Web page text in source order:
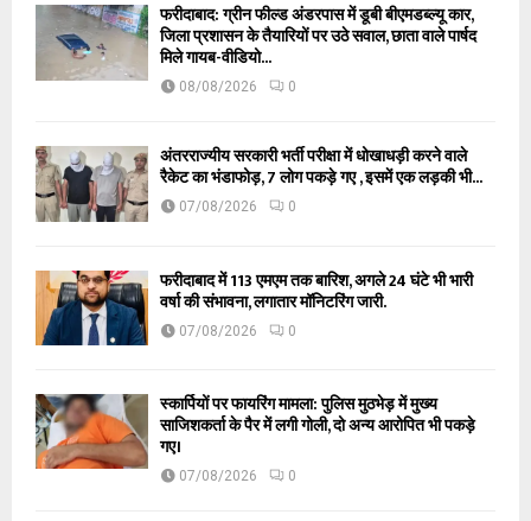
फरीदाबाद: ग्रीन फील्ड अंडरपास में डूबी बीएमडब्ल्यू कार,
जिला प्रशासन के तैयारियों पर उठे सवाल, छाता वाले पार्षद
मिले गायब-वीडियो...
08/08/2026 0
अंतरराज्यीय सरकारी भर्ती परीक्षा में धोखाधड़ी करने वाले
रैकेट का भंडाफोड़, 7 लोग पकड़े गए , इसमें एक लड़की भी...
07/08/2026 0
फरीदाबाद में 113 एमएम तक बारिश, अगले 24 घंटे भी भारी
वर्षा की संभावना, लगातार मॉनिटरिंग जारी.
07/08/2026 0
स्कार्पियों पर फायरिंग मामला: पुलिस मुठभेड़ में मुख्य
साजिशकर्ता के पैर में लगी गोली, दो अन्य आरोपित भी पकड़े
गए।
07/08/2026 0